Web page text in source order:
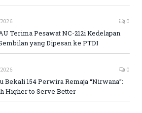
0
Terima Pesawat NC-212i Kedelapan
yang Dipesan ke PTDI
0
Bekali 154 Perwira Remaja “Nirwana”:
Higher to Serve Better